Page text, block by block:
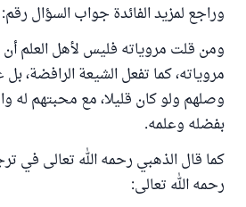
وراجع لمزيد الفائدة جواب السؤال
ومن قلت مروياته فليس لأهل العلم أن
مروياته، كما تفعل الشيعة الرافضة،
وصلهم ولو كان قليلا، مع محبتهم له
بفضله وعلمه.
كما قال الذهبي رحمه الله تعالى في
رحمه الله تعالى: